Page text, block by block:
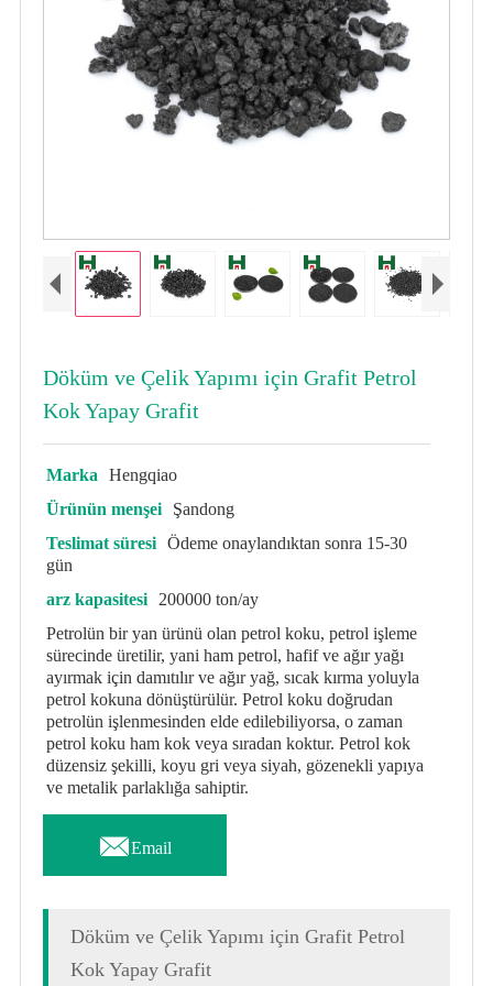
Döküm ve Çelik Yapımı için Grafit Petrol
Kok Yapay Grafit
Marka
Hengqiao
Ürünün menşei
Şandong
Teslimat süresi Ödeme onaylandıktan sonra 15-30
gün
arz kapasitesi
200000 ton/ay
Petrolün bir yan ürünü olan petrol koku, petrol işleme
sürecinde üretilir, yani ham petrol, hafif ve ağır yağı
ayırmak için damıtılır ve ağır yağ, sıcak kırma yoluyla
petrol kokuna dönüştürülür. Petrol koku doğrudan
petrolün işlenmesinden elde edilebiliyorsa, o zaman
petrol koku ham kok veya sıradan koktur. Petrol kok
düzensiz şekilli, koyu gri veya siyah, gözenekli yapıya
ve metalik parlaklığa sahiptir.
Email
Döküm ve Çelik Yapımı için Grafit Petrol
Kok Yapay Grafit